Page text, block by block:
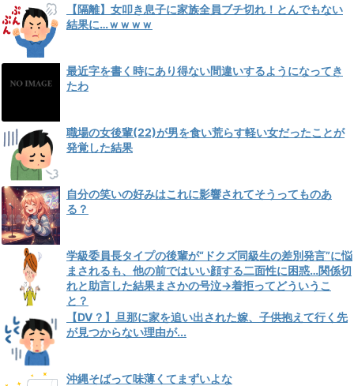
【隔離】女叩き息子に家族全員ブチ切れ！とんでもない
結果に…ｗｗｗｗ
最近字を書く時にあり得ない間違いするようになってき
たわ
職場の女後輩(22)が男を食い荒らす軽い女だったことが
発覚した結果
自分の笑いの好みはこれに影響されてそうってものあ
る？
学級委員長タイプの後輩が“ドクズ同級生の差別発言”に悩
まされるも、他の前ではいい顔する二面性に困惑…関係切
れと助言した結果まさかの号泣→着拒ってどういうこ
と？
【DV？】旦那に家を追い出された嫁、子供抱えて行く先
が見つからない理由が...
沖縄そばって味薄くてまずいよな